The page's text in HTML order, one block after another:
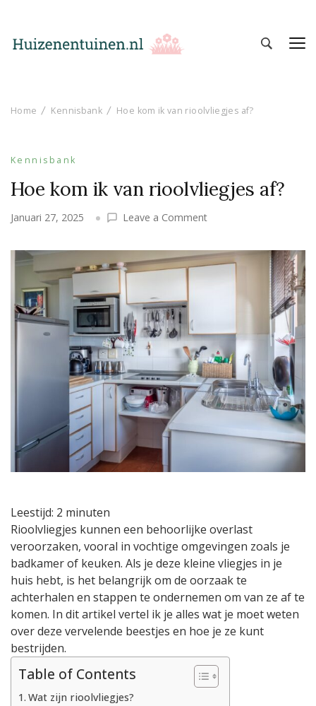
Home Kennisbank Hoe kom ik van rioolvliegjes af?
Kennisbank
Hoe kom ik van rioolvliegjes af?
Januari 27, 2025 Leave a Commenton
kom
ik
Leestijd: 2 minuten
Rioolvliegjes kunnen een behoorlijke overlast
veroorzaken, vooral in vochtige omgevingen zoals je
badkamer of keuken. Als je deze kleine vliegjes in je
huis hebt, is het belangrijk om de oorzaak te
achterhalen en stappen te ondernemen om van ze af te
komen. In dit artikel vertel ik je alles wat je moet weten
over deze vervelende beestjes en hoe je ze kunt
bestrijden.
Table of Contents
Wat zijn rioolvliegjes?